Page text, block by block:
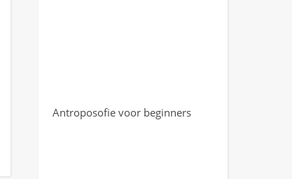
Antroposofie voor beginners